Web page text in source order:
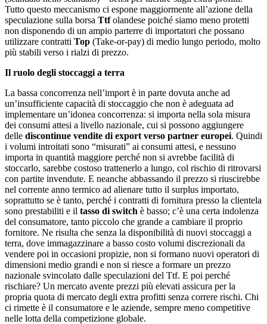
Tutto questo meccanismo ci espone maggiormente all’azione della
speculazione sulla borsa Ttfolandese poiché siamo meno protetti
non disponendo di un ampio parterre di importatori che possano
utilizzare contratti Top (Take-or-pay) di medio lungo periodo, molto
più stabili verso i rialzi di prezzo.
Il ruolo degli stoccaggi a terra
La bassa concorrenza nell’import è in parte dovuta anche ad
un’insufficiente capacità di stoccaggio che non è adeguata ad
implementare un’idonea concorrenza: si importa nella sola misura
dei consumi attesi a livello nazionale, cui si possono aggiungere
delle discontinue vendite di export verso partner europei. Quindi
i volumi introitati sono “misurati” ai consumi attesi, e nessuno
importa in quantità maggiore perché non si avrebbe facilità di
stoccarlo, sarebbe costoso trattenerlo a lungo, col rischio di ritrovarsi
con partite invendute. E neanche abbassando il prezzo si riuscirebbe
nel corrente anno termico ad alienare tutto il surplus importato,
soprattutto se è tanto, perché i contratti di fornitura presso la clientela
sono prestabiliti e il tasso di switch è basso; c’è una certa indolenza
del consumatore, tanto piccolo che grande a cambiare il proprio
fornitore. Ne risulta che senza la disponibilità di nuovi stoccaggi a
terra, dove immagazzinare a basso costo volumi discrezionali da
vendere poi in occasioni propizie, non si formano nuovi operatori di
dimensioni medio grandi e non si riesce a formare un prezzo
nazionale svincolato dalle speculazioni del Ttf. E poi perché
rischiare? Un mercato avente prezzi più elevati assicura per la
propria quota di mercato degli extra profitti senza correre rischi. Chi
ci rimette è il consumatore e le aziende, sempre meno competitive
nelle lotta della competizione globale.